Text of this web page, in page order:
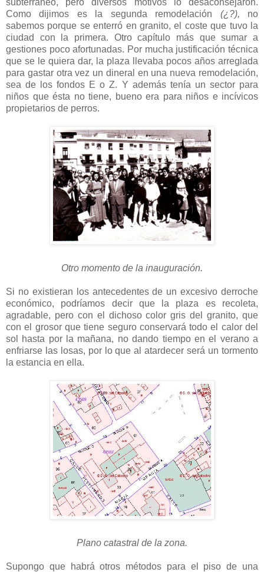
Como dijimos es la segunda remodelación (¿?), no
sabemos porque se enterró en granito, el coste que tuvo la
ciudad con la primera. Otro capítulo más que sumar a
gestiones poco afortunadas. Por mucha justificación técnica
que se le quiera dar, la plaza llevaba pocos años arreglada
para gastar otra vez un dineral en una nueva remodelación,
sea de los fondos E o Z. Y además tenía un sector para
niños que ésta no tiene, bueno era para niños e incívicos
propietarios de perros.
Otro momento de la inauguración.
Si no existieran los antecedentes de un excesivo derroche
económico, podríamos decir que la plaza es recoleta,
agradable, pero con el dichoso color gris del granito, que
con el grosor que tiene seguro conservará todo el calor del
sol hasta por la mañana, no dando tiempo en el verano a
enfriarse las losas, por lo que al atardecer será un tormento
la estancia en ella.
Plano catastral de la zona.
Supongo que habrá otros métodos para el piso de una